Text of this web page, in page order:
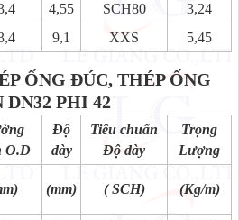
4,55 SCH80
3,24
9,1 XXS 5,45
ỐNG ĐÚC, THÉP ỐNG
DN32 PHI 42
O.D
Độ
dày
Tiêu chuẩn
Độ dày
Trọng
Lượng
(mm) ( SCH) (Kg/m)